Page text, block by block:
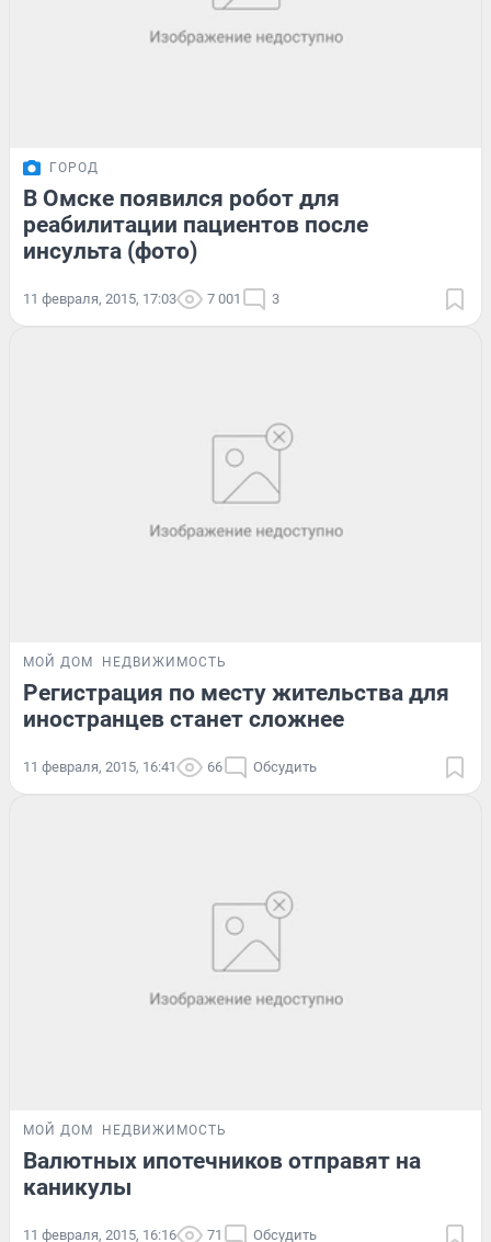
ГОРОД
В Омске появился робот для
реабилитации пациентов после
инсульта (фото)
11 февраля, 2015, 17:03 7 001 3
МОЙ ДОМ НЕДВИЖИМОСТЬ
Регистрация по месту жительства для
иностранцев станет сложнее
11 февраля, 2015, 16:41 66 Обсудить
МОЙ ДОМ НЕДВИЖИМОСТЬ
Валютных ипотечников отправят на
каникулы
11 февраля, 2015, 16:16 71 Обсудить